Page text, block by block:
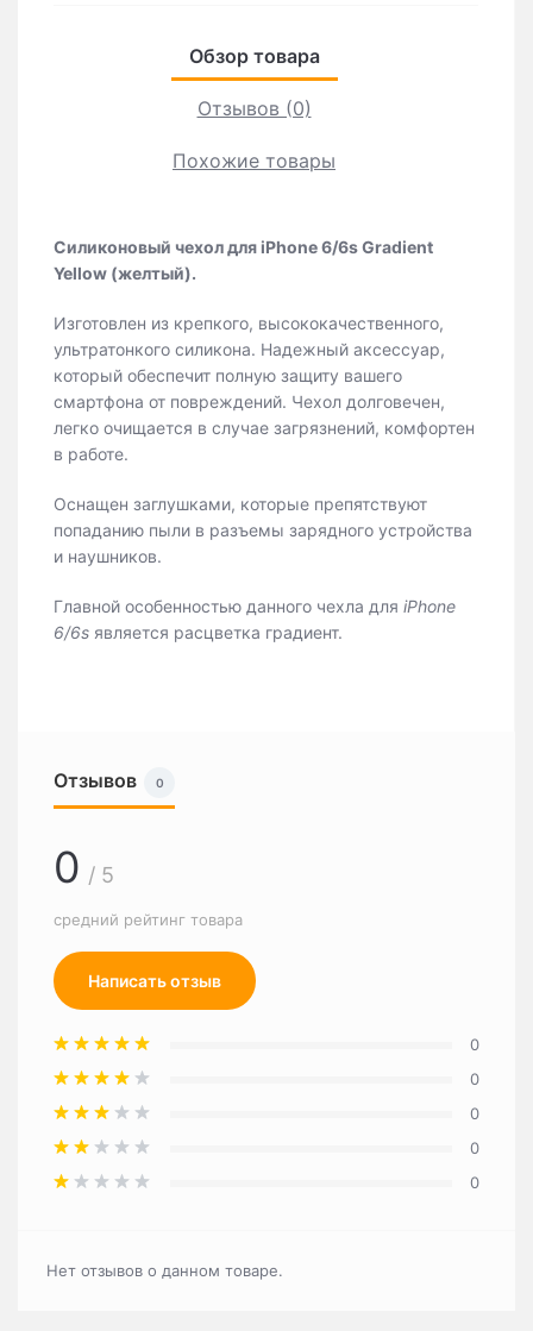
Обзор товара
Отзывов (0)
Похожие товары
Силиконовый чехол для iPhone 6/6s Gradient
Yellow (желтый).
Изготовлен из крепкого, высококачественного,
ультратонкого силикона. Надежный аксессуар,
который обеспечит полную защиту вашего
смартфона от повреждений. Чехол долговечен,
легко очищается в случае загрязнений, комфортен
в работе.
Оснащен заглушками, которые препятствуют
попаданию пыли в разъемы зарядного устройства
и наушников.
Главной особенностью данного чехла для iPhone
6/6s является расцветка градиент.
Отзывов 0
0 / 5
средний рейтинг товара
Написать отзыв
0
0
0
0
0
Нет отзывов о данном товаре.